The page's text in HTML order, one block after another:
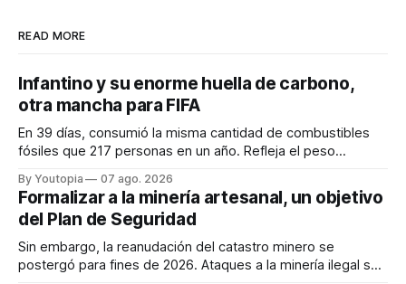
READ MORE
Infantino y su enorme huella de carbono,
otra mancha para FIFA
En 39 días, consumió la misma cantidad de combustibles
fósiles que 217 personas en un año. Refleja el peso
By Youtopia 07 ago. 2026
Formalizar a la minería artesanal, un objetivo
del Plan de Seguridad
Sin embargo, la reanudación del catastro minero se
postergó para fines de 2026. Ataques a la minería ilegal se